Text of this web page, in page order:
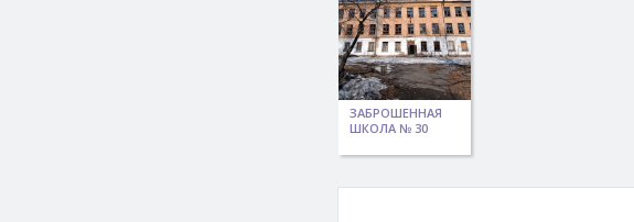
ЗАБРОШЕННАЯ
ШКОЛА № 30